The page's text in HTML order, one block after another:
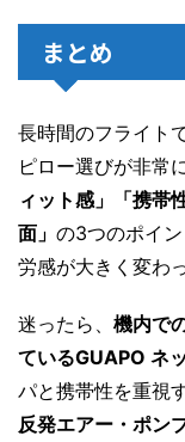
まとめ
長時間のフライト
ピロー選びが非常
ィット感」「携帯
面」 の3つのポイ
労感が大きく変わ
迷ったら、 機内で
ているGUAPO ネ
パと携帯性を重視
反発エアー・ポン